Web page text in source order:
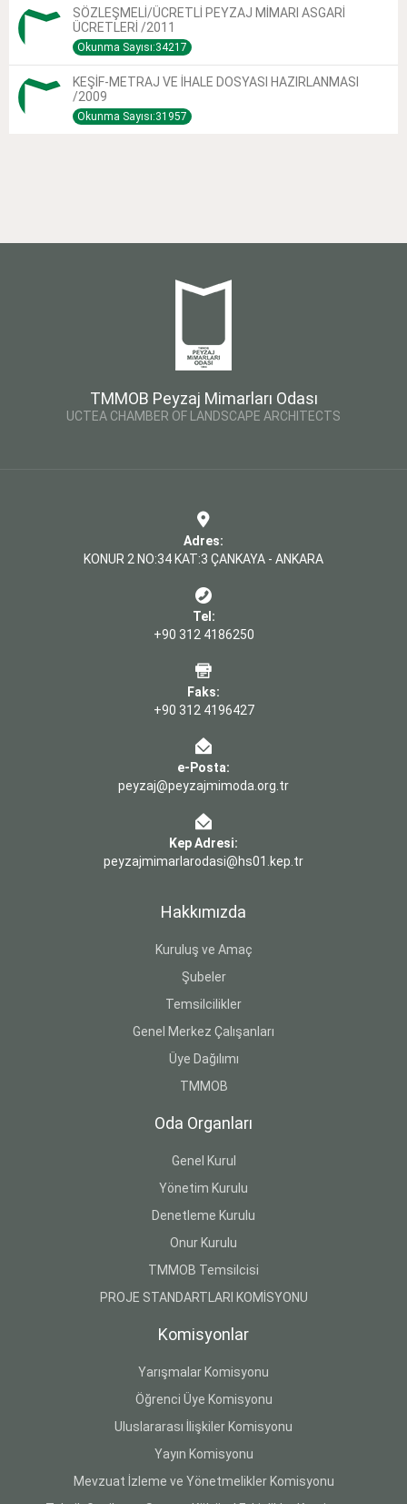
SÖZLEŞMELİ/ÜCRETLİ PEYZAJ MİMARI ASGARİ
ÜCRETLERİ /2011
Okunma Sayısı:34217
KEŞİF-METRAJ VE İHALE DOSYASI HAZIRLANMASI
/2009
Okunma Sayısı:31957
TMMOB Peyzaj Mimarları Odası
UCTEA CHAMBER OF LANDSCAPE ARCHITECTS
Adres:
KONUR 2 NO:34 KAT:3 ÇANKAYA - ANKARA
Tel:
+90 312 4186250
Faks:
+90 312 4196427
e-Posta:
peyzaj@peyzajmimoda.org.tr
Kep Adresi:
peyzajmimarlarodasi@hs01.kep.tr
Hakkımızda
Kuruluş ve Amaç
Şubeler
Temsilcilikler
Genel Merkez Çalışanları
Üye Dağılımı
TMMOB
Oda Organları
Genel Kurul
Yönetim Kurulu
Denetleme Kurulu
Onur Kurulu
TMMOB Temsilcisi
PROJE STANDARTLARI KOMİSYONU
Komisyonlar
Yarışmalar Komisyonu
Öğrenci Üye Komisyonu
Uluslararası İlişkiler Komisyonu
Yayın Komisyonu
Mevzuat İzleme ve Yönetmelikler Komisyonu